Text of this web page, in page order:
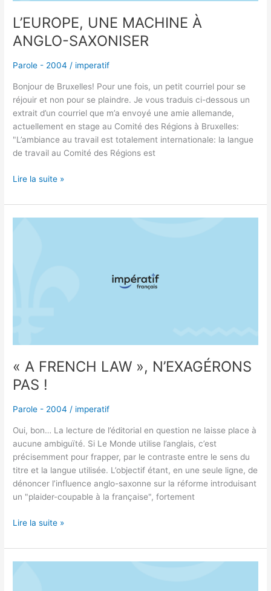
L’EUROPE, UNE MACHINE À
ANGLO-SAXONISER
Parole - 2004 / imperatif
Bonjour de Bruxelles! Pour une fois, un petit courriel pour se
réjouir et non pour se plaindre. Je vous traduis ci-dessous un
extrait d’un courriel que m’a envoyé une amie allemande,
actuellement en stage au Comité des Régions à Bruxelles:
"L’ambiance au travail est totalement internationale: la langue
de travail au Comité des Régions est
Lire la suite »
« A FRENCH LAW », N’EXAGÉRONS
PAS !
Parole - 2004 / imperatif
Oui, bon… La lecture de l’éditorial en question ne laisse place à
aucune ambiguïté. Si Le Monde utilise l’anglais, c’est
précisemment pour frapper, par le contraste entre le sens du
titre et la langue utilisée. L’objectif étant, en une seule ligne, de
dénoncer l’influence anglo-saxonne sur la réforme introduisant
un "plaider-coupable à la française", fortement
Lire la suite »